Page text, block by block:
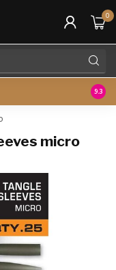
0
45
9.3
micro